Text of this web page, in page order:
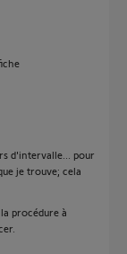
d'intervalle... pour
je trouve; cela
procédure à